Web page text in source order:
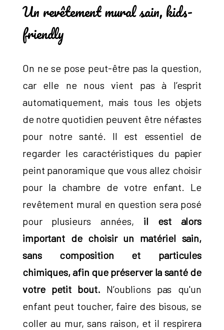
Un revêtement mural sain, kids-
friendly
On ne se pose peut-être pas la question,
car elle ne nous vient pas à l’esprit
automatiquement, mais tous les objets
de notre quotidien peuvent être néfastes
pour notre santé. Il est essentiel de
regarder les caractéristiques du papier
peint panoramique que vous allez choisir
pour la chambre de votre enfant. Le
revêtement mural en question sera posé
pour plusieurs années, il est alors
important de choisir un matériel sain,
sans composition et particules
chimiques, afin que préserver la santé de
votre petit bout. N’oublions pas qu'un
enfant peut toucher, faire des bisous, se
coller au mur, sans raison, et il respirera